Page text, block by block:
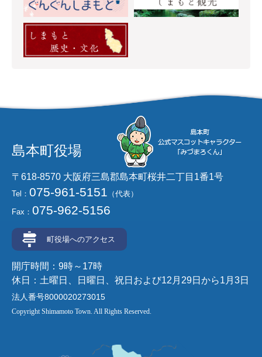
島本町役場
〒618-8570 大阪府三島郡島本町桜井二丁目1番1号
Tel： 075-961-5151 （代表）
Fax： 075-962-5156
町役場へのアクセス
開庁時間：9時～17時
休日：土曜日、日曜日、祝日および12月29日から1月3日
法人番号8000020273015
Copyright Shimamoto Town. All Rights Reserved.